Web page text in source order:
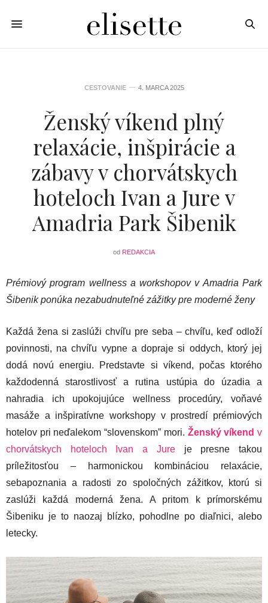
CESTOVANIE 4. MARCA 2025
Ženský víkend plný
relaxácie, inšpirácie a
zábavy v chorvátskych
hoteloch Ivan a Jure v
Amadria Park Šibenik
od REDAKCIA
Prémiový program wellness a workshopov v Amadria Park
Šibenik ponúka nezabudnuteľné zážitky pre moderné ženy
Každá žena si zaslúži chvíľu pre seba – chvíľu, keď odloží
povinnosti, na chvíľu vypne a dopraje si oddych, ktorý jej
dodá novú energiu. Predstavte si víkend, počas ktorého
každodenná starostlivosť a rutina ustúpia do úzadia a
nahradia ich upokojujúce wellness procedúry, voňavé
masáže a inšpiratívne workshopy v prostredí prémiových
hotelov pri neďalekom “slovenskom” mori. Ženský víkend v
chorvátskych hoteloch Ivan a Jureje presne takou
príležitosťou – harmonickou kombináciou relaxácie,
sebapoznania a radosti zo spoločných zážitkov, ktorú si
zaslúži každá moderná žena. A pritom k prímorskému
Šibeniku je to naozaj blízko, pohodlne po diaľnici, alebo
letecky.